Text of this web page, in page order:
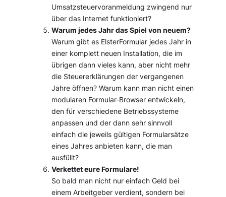
Umsatzsteuervoranmeldung zwingend nur
über das Internet funktioniert?
Warum jedes Jahr das Spiel von neuem?
Warum gibt es ElsterFormular jedes Jahr in
einer komplett neuen Installation, die im
übrigen dann vieles kann, aber nicht mehr
die Steuererklärungen der vergangenen
Jahre öffnen? Warum kann man nicht einen
modularen Formular-Browser entwickeln,
den für verschiedene Betriebssysteme
anpassen und der dann sehr sinnvoll
einfach die jeweils gültigen Formularsätze
eines Jahres anbieten kann, die man
ausfüllt?
Verkettet eure Formulare!
So bald man nicht nur einfach Geld bei
einem Arbeitgeber verdient, sondern bei